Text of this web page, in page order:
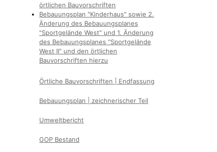
örtlichen Bauvorschriften
Bebauungsplan "Kinderhaus" sowie 2.
Änderung des Bebauungsplanes
"Sportgelände West" und 1. Änderung
des Bebauungsplanes "Sportgelände
West II" und den örtlichen
Bauvorschriften hierzu
Örtliche Bauvorschriften | Endfassung
Bebauungsplan | zeichnerischer Teil
Umweltbericht
GOP Bestand